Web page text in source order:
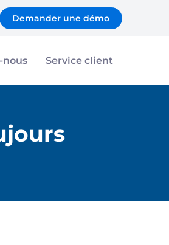
Demander une démo
nous Service client